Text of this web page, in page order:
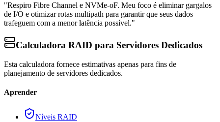
"Respiro Fibre Channel e NVMe-oF. Meu foco é eliminar gargalos
de I/O e otimizar rotas multipath para garantir que seus dados
trafeguem com a menor latência possível."
Calculadora RAID para Servidores Dedicados
Esta calculadora fornece estimativas apenas para fins de
planejamento de servidores dedicados.
Aprender
Níveis RAID